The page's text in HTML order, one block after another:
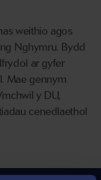
weithio agos
Nghymru. Bydd
ar gyfer
Mae gennym
y DU,
cenedlaethol